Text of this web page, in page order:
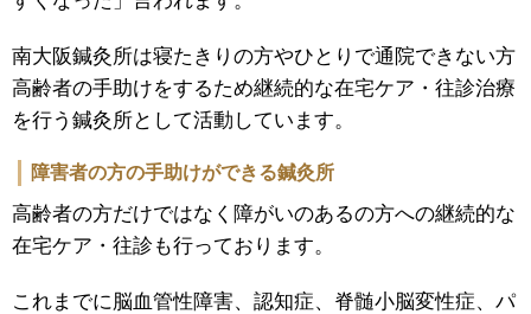
南大阪鍼灸所は寝たきりの方やひとりで通院できない方
高齢者の手助けをするため継続的な在宅ケア・往診治療
を行う鍼灸所として活動しています。
障害者の方の手助けができる鍼灸所
高齢者の方だけではなく障がいのあるの方への継続的な
在宅ケア・往診も行っております。
これまでに脳血管性障害、認知症、脊髄小脳変性症、パ